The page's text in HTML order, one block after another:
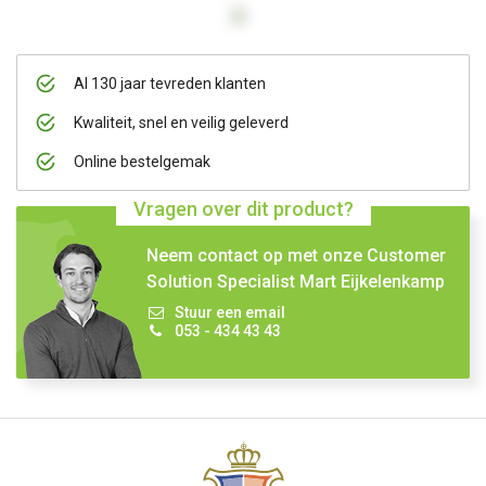
Al 130 jaar tevreden klanten
Kwaliteit, snel en veilig geleverd
Online bestelgemak
Vragen over dit product?
Neem contact op met onze Customer
Solution Specialist Mart Eijkelenkamp
Stuur een email
053 - 434 43 43